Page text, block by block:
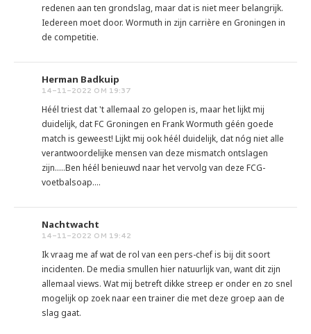
redenen aan ten grondslag, maar dat is niet meer belangrijk.
Iedereen moet door. Wormuth in zijn carrière en Groningen in
de competitie.
Herman Badkuip
14-11-2022 OM 19:37
Héél triest dat 't allemaal zo gelopen is, maar het lijkt mij
duidelijk, dat FC Groningen en Frank Wormuth géén goede
match is geweest! Lijkt mij ook héél duidelijk, dat nóg niet alle
verantwoordelijke mensen van deze mismatch ontslagen
zijn.....Ben héél benieuwd naar het vervolg van deze FCG-
voetbalsoap....
Nachtwacht
14-11-2022 OM 19:42
Ik vraag me af wat de rol van een pers-chef is bij dit soort
incidenten. De media smullen hier natuurlijk van, want dit zijn
allemaal views. Wat mij betreft dikke streep er onder en zo snel
mogelijk op zoek naar een trainer die met deze groep aan de
slag gaat.